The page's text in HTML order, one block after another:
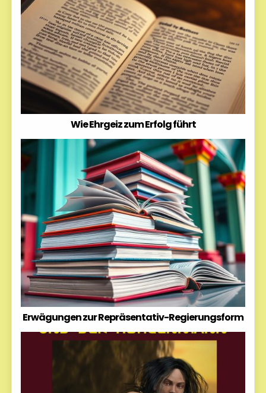
Wie Ehrgeiz zum Erfolg führt
Erwägungen zur Repräsentativ-Regierungsform